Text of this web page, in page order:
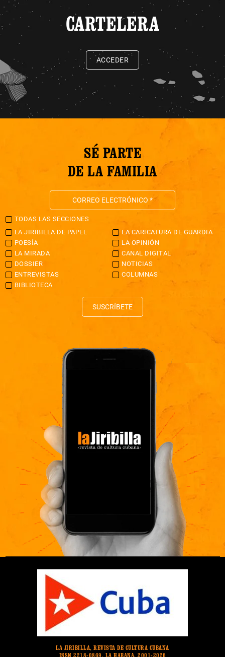
CARTELERA
ACCEDER
SÉ PARTE
DE LA FAMILIA
TODAS LAS SECCIONES
LA JIRIBILLA DE PAPEL
LA CARICATURA DE GUARDIA
POESÍA
LA OPINIÓN
LA MIRADA
CANAL DIGITAL
DOSSIER
NOTICIAS
ENTREVISTAS
COLUMNAS
BIBLIOTECA
SUSCRÍBETE
LA JIRIBILLA, REVISTA DE CULTURA CUBANA
ISSN 2218-0869. LA HABANA. 2001-2026